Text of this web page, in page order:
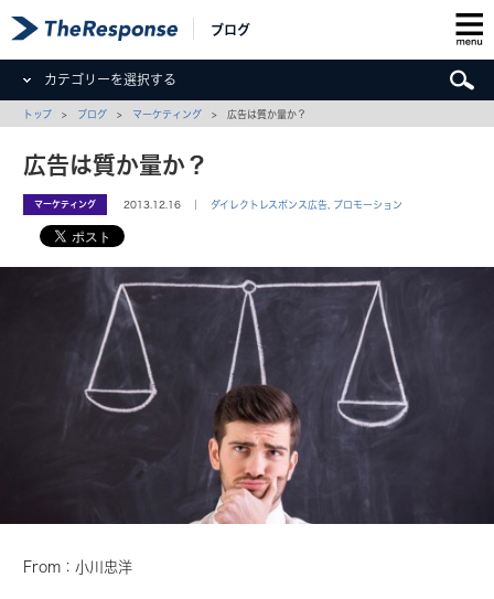
ブログ
カテゴリーを選択する
トップ > ブログ > マーケティング > 広告は質か量か？
広告は質か量か？
マーケティング 2013.12.16 ｜ダイレクトレスポンス広告 プロモーション
From：小川忠洋